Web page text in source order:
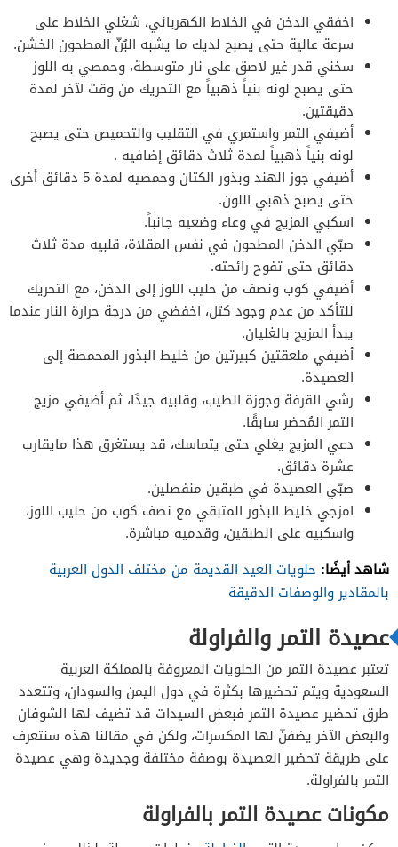
اخفقي الدخن في الخلاط الكهربائي، شغلي الخلاط على
سرعة عالية حتى يصبح لديك ما يشبه البُنّ المطحون الخشن.
سخني قدر غير لاصق على نار متوسطة، وحمصي به اللوز
حتى يصبح لونه بنياً ذهبياً مع التحريك من وقت لآخر لمدة
دقيقتين.
أضيفي التمر واستمري في التقليب والتحميص حتى يصبح
لونه بنياً ذهبياً لمدة ثلاث دقائق إضافيه .
أضيفي جوز الهند وبذور الكتان وحمصيه لمدة 5 دقائق أخرى
حتى يصبح ذهبي اللون.
اسكبي المزيج في وعاء وضعيه جانباً.
صبّي الدخن المطحون في نفس المقلاة، قلبيه مدة ثلاث
دقائق حتى تفوح رائحته.
أضيفي كوب ونصف من حليب اللوز إلى الدخن، مع التحريك
للتأكد من عدم وجود كتل، اخفضي من درجة حرارة النار عندما
يبدأ المزيج بالغليان.
أضيفي ملعقتين كبيرتين من خليط البذور المحمصة إلى
العصيدة.
رشي القرفة وجوزة الطيب، وقلبيه جيدًا، ثم أضيفي مزيج
التمر المُحضر سابقًا.
دعي المزيج يغلي حتى يتماسك، قد يستغرق هذا مايقارب
عشرة دقائق.
صبّي العصيدة في طبقين منفصلين.
امزجي خليط البذور المتبقي مع نصف كوب من حليب اللوز،
واسكبيه على الطبقين، وقدميه مباشرة.
شاهد أيضًا: حلويات العيد القديمة من مختلف الدول العربية
بالمقادير والوصفات الدقيقة
عصيدة التمر والفراولة
تعتبر عصيدة التمر من الحلويات المعروفة بالمملكة العربية
السعودية ويتم تحضيرها بكثرة في دول اليمن والسودان، وتتعدد
طرق تحضير عصيدة التمر فبعض السيدات قد تضيف لها الشوفان
والبعض الآخر يضفنّ لها المكسرات، ولكن في مقالنا هذه سنتعرف
على طريقة تحضير العصيدة بوصفة مختلفة وجديدة وهي عصيدة
التمر بالفراولة.
مكونات عصيدة التمر بالفراولة